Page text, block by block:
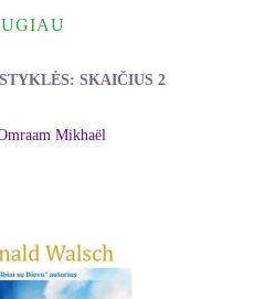
SKAIČIUS 2
Mikhaël